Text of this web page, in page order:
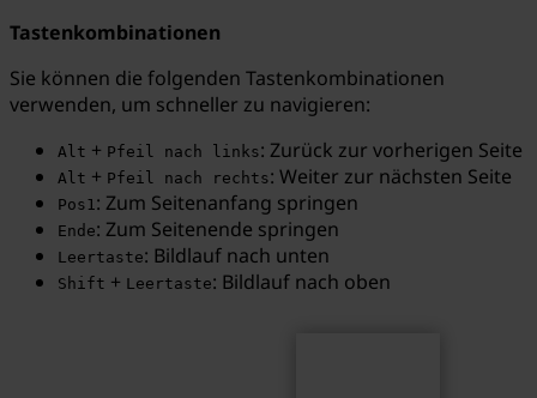
Tastenkombinationen
Sie können die folgenden Tastenkombinationen
verwenden, um schneller zu navigieren:
Alt + Pfeil nach links: Zurück zur vorherigen Seite
Alt + Pfeil nach rechts: Weiter zur nächsten Seite
Pos1: Zum Seitenanfang springen
Ende: Zum Seitenende springen
Leertaste: Bildlauf nach unten
Shift + Leertaste: Bildlauf nach oben
Suchbegriff...